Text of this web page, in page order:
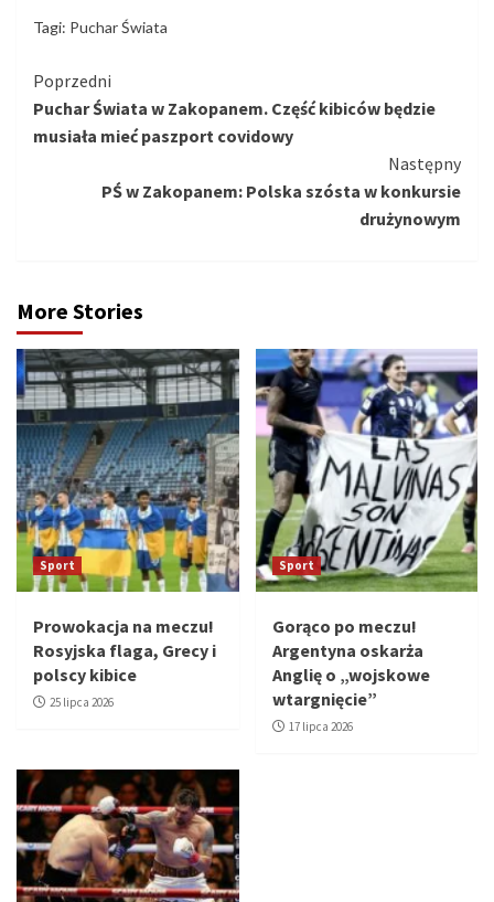
Tagi: Puchar Świata
Kontynuuj
czytanie
Poprzedni
Puchar Świata w Zakopanem. Część kibiców będzie
musiała mieć paszport covidowy
Następny
PŚ w Zakopanem: Polska szósta w konkursie
drużynowym
More Stories
Sport
Prowokacja na meczu!
Rosyjska flaga, Grecy i
polscy kibice
25 lipca 2026
Sport
Gorąco po meczu!
Argentyna oskarża
Anglię o „wojskowe
wtargnięcie”
17 lipca 2026